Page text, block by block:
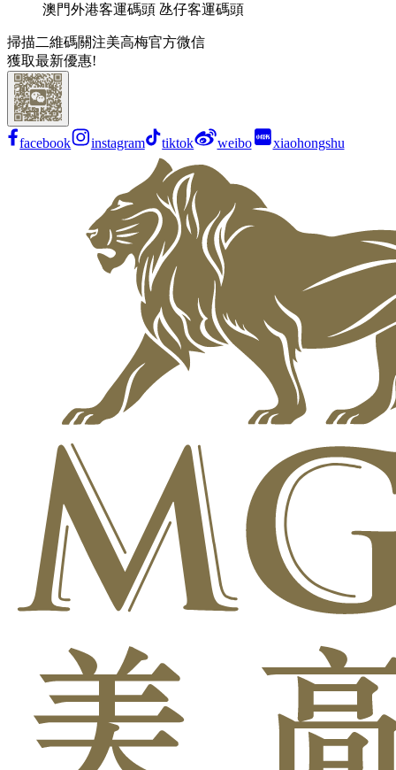
澳門外港客運碼頭 氹仔客運碼頭
掃描二維碼關注美高梅官方微信
獲取最新優惠!
facebook instagram tiktok weibo xiaohongshu